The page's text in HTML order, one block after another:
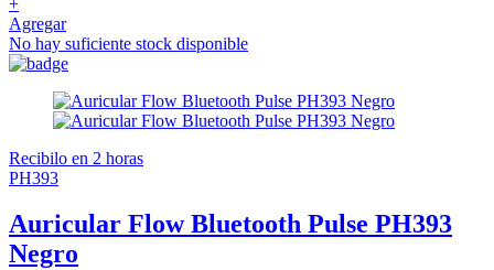
Agregar
No hay suficiente stock disponible
Recibilo en 2 horas
PH393
Auricular Flow Bluetooth Pulse PH393
Negro